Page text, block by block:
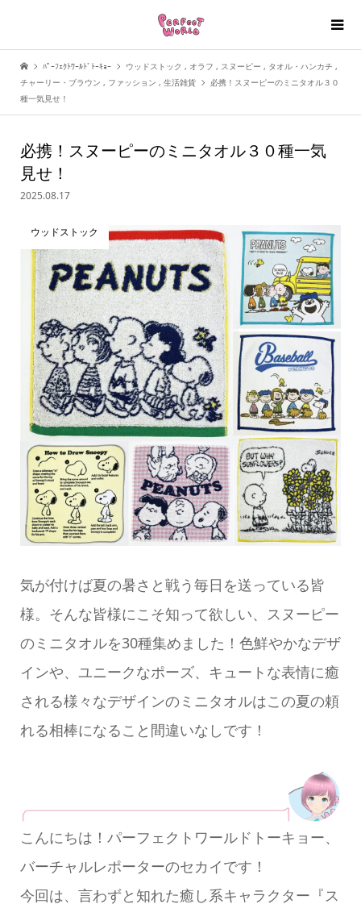
ﾊﾟｰﾌｪｸﾄﾜｰﾙﾄﾞﾄｰｷｮｰ ウッドストック , オラフ , スヌーピー , タオル・ハンカチ ,
チャーリー・ブラウン , ファッション , 生活雑貨
必携！スヌーピーのミニタオル３０
種一気見せ！
必携！スヌーピーのミニタオル３０種一気
見せ！
2025.08.17
ウッドストック
気が付けば夏の暑さと戦う毎日を送っている皆
様。そんな皆様にこそ知って欲しい、スヌーピー
のミニタオルを30種集めました！色鮮やかなデザ
インや、ユニークなポーズ、キュートな表情に癒
される様々なデザインのミニタオルはこの夏の頼
れる相棒になること間違いなしです！
こんにちは！パーフェクトワールドトーキョー、
バーチャルレポーターのセカイです！
今回は、言わずと知れた癒し系キャラクター『ス